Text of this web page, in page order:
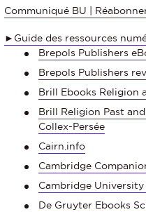
Communiqué BU |
►Guide des ressources
Brepols Publishers
Brepols Publishers
Brill Ebooks Religion
Brill Religion Past
Collex-Persée
Cairn.info
Cambridge
Cambridge University
De Gruyter Ebooks